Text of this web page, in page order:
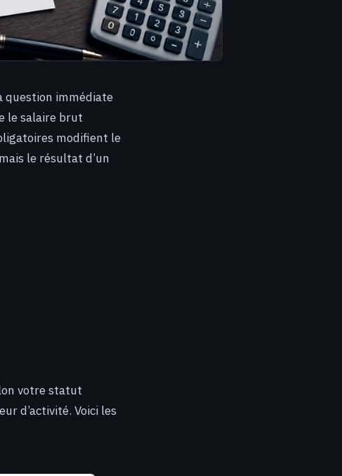
question immédiate
le salaire brut
modifient le
le résultat d’un
votre statut
d’activité. Voici les